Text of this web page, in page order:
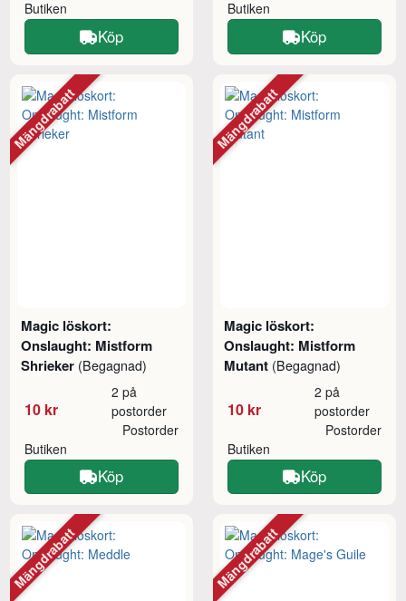
Butiken
Köp
Butiken
Köp
Magic löskort:
Onslaught: Mistform
Shrieker (Begagnad)
10 kr
2 på
postorder
Butiken
Postorder
Köp
Mängdrabatt
Magic löskort:
Onslaught: Mistform
Mutant (Begagnad)
10 kr
2 på
postorder
Butiken
Postorder
Köp
Mängdrabatt
Mängdrabatt Mängdrabatt